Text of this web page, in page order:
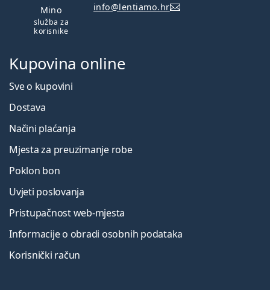
Mino
služba za
korisnike
info@lentiamo.hr
Kupovina online
Sve o kupovini
Dostava
Načini plaćanja
Mjesta za preuzimanje robe
Poklon bon
Uvjeti poslovanja
Pristupačnost web-mjesta
Informacije o obradi osobnih podataka
Korisnički račun